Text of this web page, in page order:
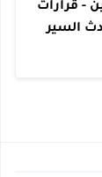
- قرارات
السير